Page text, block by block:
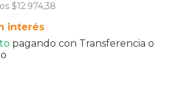
$12.974,38
interés
pagando con Transferencia o